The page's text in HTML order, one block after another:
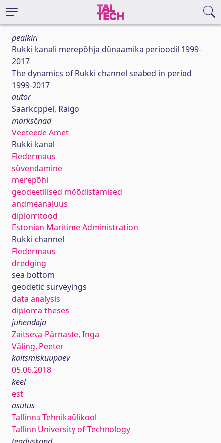
pealkiri
Rukki kanali merepõhja dünaamika perioodil 1999-
2017
The dynamics of Rukki channel seabed in period
1999-2017
autor
Saarkoppel, Raigo
märksõnad
Veeteede Amet
Rukki kanal
Fledermaus
süvendamine
merepõhi
geodeetilised mõõdistamised
andmeanalüüs
diplomitööd
Estonian Maritime Administration
Rukki channel
Fledermaus
dredging
sea bottom
geodetic surveyings
data analysis
diploma theses
juhendaja
Zaitseva-Pärnaste, Inga
Väling, Peeter
kaitsmiskuupäev
05.06.2018
keel
est
asutus
Tallinna Tehnikaülikool
Tallinn University of Technology